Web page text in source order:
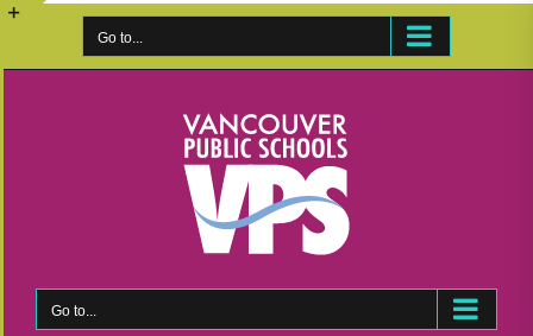
Skip
Go to...
Go to...